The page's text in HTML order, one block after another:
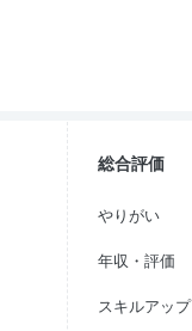
総合評価
やりがい
年収・評価
スキルアップ